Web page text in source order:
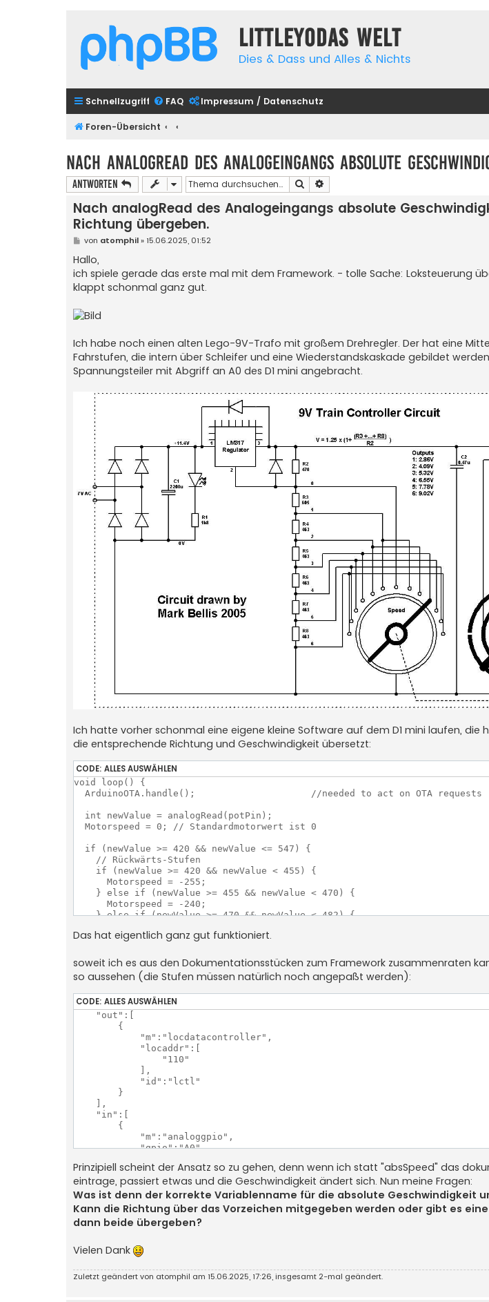
Littleyodas Welt
Dies & Dass und Alles & Nichts
Schnellzugriff FAQ Impressum / Datenschutz
Foren-Übersicht
Nach analogRead des Analogeingangs absolute
Antworten Suche
Nach analogRead des Analogeingangs absolute
Richtung übergeben.
B
i
t
r
a
g
von atomphil» 15.06.2025, 01:52
Hallo,
ich spiele gerade das erste mal mit dem Framework. - tolle Sache: Loksteuerung
klappt schonmal ganz gut.
Ich habe noch einen alten Lego-9V-Trafo mit großem Drehregler. Der hat eine
Fahrstufen, die intern über Schleifer und eine Wiederstandskaskade gebildet
Spannungsteiler mit Abgriff an A0 des D1 mini angebracht.
Ich hatte vorher schonmal eine eigene kleine Software auf dem D1 mini laufen,
die entsprechende Richtung und Geschwindigkeit übersetzt:
CODE: ALLES AUSWÄHLEN
void loop() {
  ArduinoOTA.handle();                     //needed to act on OTA requests
  int newValue = analogRead(potPin);
  Motorspeed = 0; // Standardmotorwert ist 0
  if (newValue >= 420 && newValue <= 547) {
    // Rückwärts-Stufen
    if (newValue >= 420 && newValue < 455) {
      Motorspeed = -255;
    } else if (newValue >= 455 && newValue < 470) {
      Motorspeed = -240;
    } else if (newValue >= 470 && newValue < 482) {
    } else if (newValue >= 482 && newValue < 510) {
    } else if (newValue >= 510 && newValue < 527) {
      Motorspeed = -195;
    } else {
      Motorspeed = -180;
    }
  } else if (newValue >= 548 && newValue <= 680) {
    // Vorwärts-Stufen
    if (newValue >= 548 && newValue < 570) {
      Motorspeed = 180;
    } else if (newValue >= 570 && newValue < 590) {
      Motorspeed = 195;
    } else if (newValue >= 590 && newValue < 610) {
      Motorspeed = 210;
    } else if (newValue >= 610 && newValue < 624) {
      Motorspeed = 225;
    } else if (newValue >= 624 && newValue < 640) {
      Motorspeed = 240;
    } else {
    }
  }
  if (Motorspeed != lastMotorspeed) {
    sendRequest(Motorspeed);
    lastMotorspeed = Motorspeed;
  delay(80);
}
Das hat eigentlich ganz gut funktioniert.
soweit ich es aus den Dokumentationsstücken zum Framework zusammenraten
so aussehen (die Stufen müssen natürlich noch angepaßt werden):
CODE: ALLES AUSWÄHLEN
    "out":[
        {
            "m":"locdatacontroller",
            "locaddr":[
                "110"
            ],
            "id":"lctl"
        }
    ],
    "in":[
        {
            "m":"analoggpio",
            "gpio":"A0",
				[0, 520, "absSpeed", "-128"],
				[521, 570, "absSpeed", "0"],
				[571, 590, "absSpeed", "60"],
				[591, 1023, "absSpeed", "127"]
			  ],
            "out":[
            ]
Prinzipiell scheint der Ansatz so zu gehen, denn wenn ich statt "absSpeed" das
eintrage, passiert etwas und die Geschwindigkeit ändert sich. Nun meine Fragen:
Was ist denn der korrekte Variablenname für die absolute Geschwindigkeit
Kann die Richtung über das Vorzeichen mitgegeben werden oder gibt es
dann beide übergeben?
Vielen Dank
Zuletzt geändert von atomphil am 15.06.2025, 17:26, insgesamt 2-mal geändert.